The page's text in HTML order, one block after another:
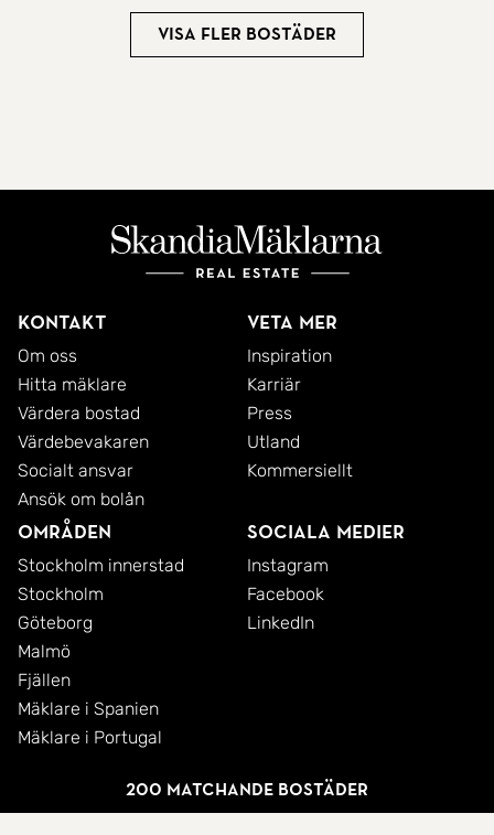
200 matchande bostäder
Visa fler bostäder
Kontakt
Om oss
Hitta mäklare
Värdera bostad
Värdebevakaren
Socialt ansvar
Ansök om bolån
Veta mer
Inspiration
Karriär
Press
Utland
Kommersiellt
Områden
Stockholm innerstad
Stockholm
Göteborg
Malmö
Fjällen
Mäklare i Spanien
Mäklare i Portugal
Sociala medier
Instagram
Facebook
LinkedIn
© 2026 SkandiaMäklarna AB